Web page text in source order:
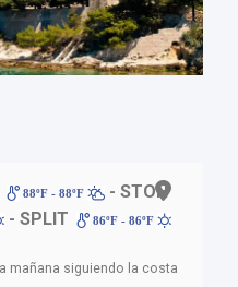
88ºF - 88ºF - STON
- SPLIT 86ºF - 86ºF
mañana siguiendo la costa